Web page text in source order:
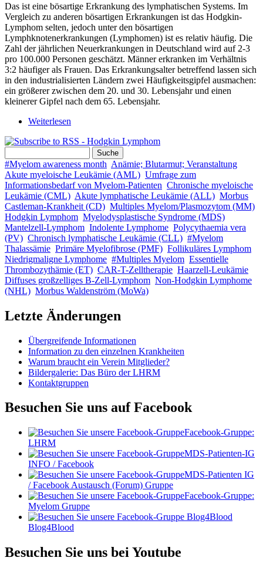
Das ist eine bösartige Erkrankung des lymphatischen Systems. Im
Vergleich zu anderen bösartigen Erkrankungen ist das Hodgkin-
Lymphom selten, jedoch unter den bösartigen
Lymphknotenerkrankungen (Lymphomen) ist es relativ häufig. Die
Zahl der jährlichen Neuerkrankungen in Deutschland wird auf 2-3
pro 100.000 Personen geschätzt. Männer erkranken im Verhältnis
3:2 häufiger als Frauen. Das Erkrankungsalter betreffend lassen sich
in den industrialisierten Ländern zwei Häufigkeitsgipfel ausmachen:
ein größerer zwischen dem 20. und 30. Lebensjahr und einen
kleinerer Gipfel nach dem 65. Lebensjahr.
Weiterlesen
Suchformular
#Myelom awareness month Anämie; Blutarmut; Veranstaltung
Akute myeloische Leukämie (AML) Umfrage zum
Informationsbedarf von Myelom-Patienten Chronische myeloische
Leukämie (CML) Akute lymphatische Leukämie (ALL) Morbus
Castleman-Krankheit (CD) Multiples Myelom/Plasmozytom (MM)
Hodgkin Lymphom Myelodysplastische Syndrome (MDS)
Mantelzell-Lymphom Indolente Lymphome Polycythaemia vera
(PV) Chronisch lymphatische Leukämie (CLL) #Myelom
Thalassämie Primäre Myelofibrose (PMF) Follikuläres Lymphom
Niedrigmaligne Lymphome #Multiples Myelom Essentielle
Thrombozythämie (ET) CAR-T-Zelltherapie Haarzell-Leukämie
Diffuses großzelliges B-Zell-Lymphom Non-Hodgkin Lymphome
(NHL) Morbus Waldenström (MoWa)
Letzte Änderungen
Übergreifende Informationen
Information zu den einzelnen Krankheiten
Warum braucht ein Verein Mitglieder?
Bildergalerie: Das Büro der LHRM
Kontaktgruppen
Besuchen Sie uns auf Facebook
Facebook-Gruppe:
LHRM
MDS-Patienten-IG
INFO / Facebook
MDS-Patienten IG
/ Facebook Austausch (Forum) Gruppe
Facebook-Gruppe:
Myelom Gruppe
Blog4Blood
Besuchen Sie uns bei Youtube